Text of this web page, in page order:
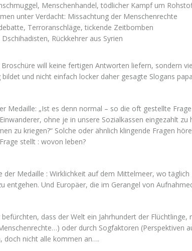
Menschenhandel, tödlicher Kampf um
unter Verdacht: Missachtung der Menschenrechte
Terroranschläge, tickende Zeitbomben
Dschihadisten, Rückkehrer aus Syrien
will keine fertigen Antworten liefern, sondern
bildet und nicht einfach locker daher gesagte Slogans
Medaille: „Ist es denn normal – so die oft gestellte
ohne je in unsere Sozialkassen eingezahlt
zu kriegen?“ Solche oder ähnlich klingende Fragen
stellt : wovon leben?
der Medaille : Wirklichkeit auf dem Mittelmeer, wo
entgehen. Und Europäer, die im Gerangel von
dass der Welt ein Jahrhundert der
oder durch Sogfaktoren (Perspektiven
doch nicht alle kommen an….